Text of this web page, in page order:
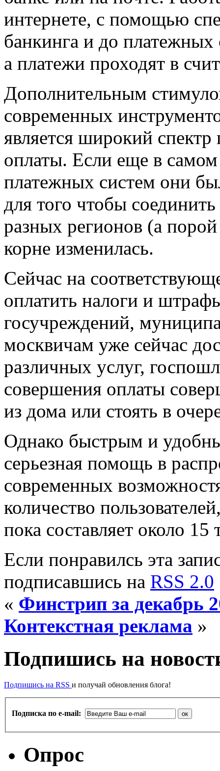
интернете, с помощью
банкинга и до
а платежи проходят в
Дополнительным
современных
является широкий
оплаты. Если еще в самом
платежных систем они
для того чтобы
разных регионов (а
корне изменилась.
Сейчас на
оплатить налоги и
госучреждений,
москвичам уже сейчас
различных услуг,
совершения оплаты
из дома или стоять в
Однако быстрым и
серьезная помощь в
современных
количество
пока составляет около 15
Если понравилсь эта
подписавшись на RSS 2.0
« Финстрип за декабрь
Контекстная реклама »
Подпишись на
Подпишись на RSS и получай обновления блога!
Подписка по e-mail:
Опрос